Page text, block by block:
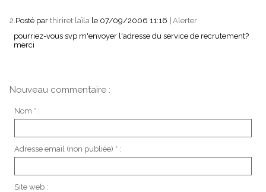
2. Posté par thiriret laïla le 07/09/2006 11:16 | Alerter
pourriez-vous svp m'envoyer l'adresse du service de recrutement?
merci
Nouveau commentaire :
Nom * :
Adresse email (non publiée) * :
Site web :